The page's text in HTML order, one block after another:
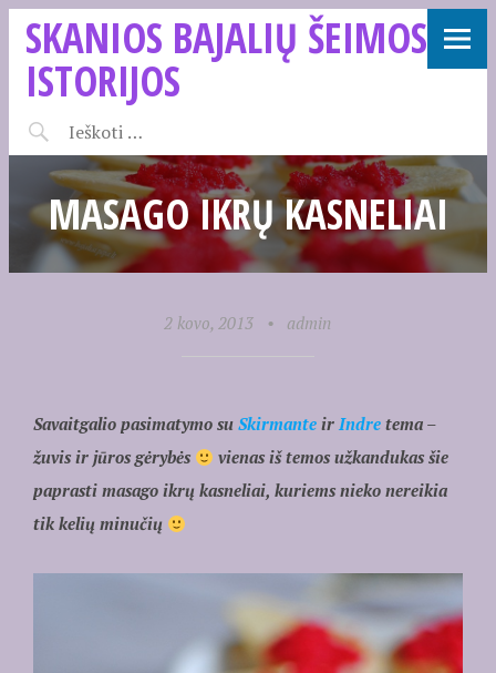
SKANIOS BAJALIŲ ŠEIMOS
ISTORIJOS
MASAGO IKRŲ KASNELIAI
2 kovo, 2013 • admin
Savaitgalio pasimatymo su Skirmanteir Indretema –
žuvis ir jūros gėrybės
vienas iš temos užkandukas šie
paprasti masago ikrų kasneliai, kuriems nieko nereikia
tik kelių minučių